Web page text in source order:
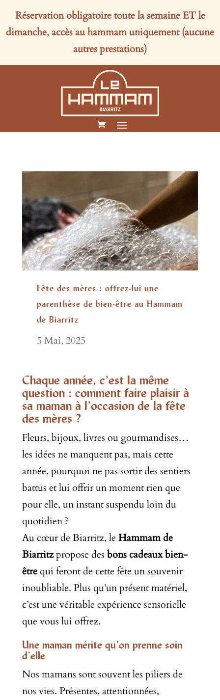
Réservation obligatoire toute la semaineETle
dimanche, accès au hammam uniquement (aucune
autres prestations)
Fête des mères : offrez-lui une
parenthèse de bien-être au Hammam
de Biarritz
5 Mai, 2025
Chaque année, c’est la même
question : comment faire plaisir à
sa maman à l’occasion de la fête
des mères ?
Fleurs, bijoux, livres ou gourmandises…
les idées ne manquent pas, mais cette
année, pourquoi ne pas sortir des sentiers
battus et lui offrir un moment rien que
pour elle, un instant suspendu loin du
quotidien ?
Au cœur de Biarritz, le Hammam de
Biarritzpropose des bons cadeaux bien-
êtrequi feront de cette fête un souvenir
inoubliable. Plus qu’un présent matériel,
c’est une véritable expérience sensorielle
que vous lui offrez.
Une maman mérite qu’on prenne soin
d’elle
Nos mamans sont souvent les piliers de
nos vies. Présentes, attentionnées,